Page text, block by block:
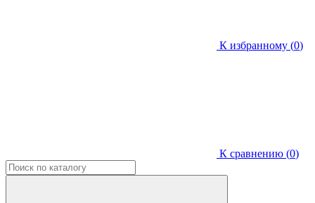
К избранному (0)
К сравнению (0)